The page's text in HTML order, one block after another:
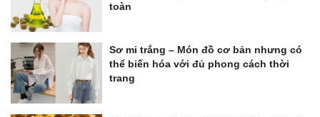
toàn
Sơ mi trắng – Món đồ cơ bản nhưng có
thể biến hóa với đủ phong cách thời
trang